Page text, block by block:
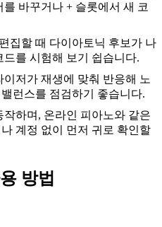
바꾸거나 + 슬롯에서 새 코
집할 때 다이아토닉 후보가 나
를 시험해 보기 쉽습니다.
저가 재생에 맞춰 반응해 노
런스를 점검하기 좋습니다.
작하며, 온라인 피아노와 같은
계정 없이 먼저 귀로 확인할
방법